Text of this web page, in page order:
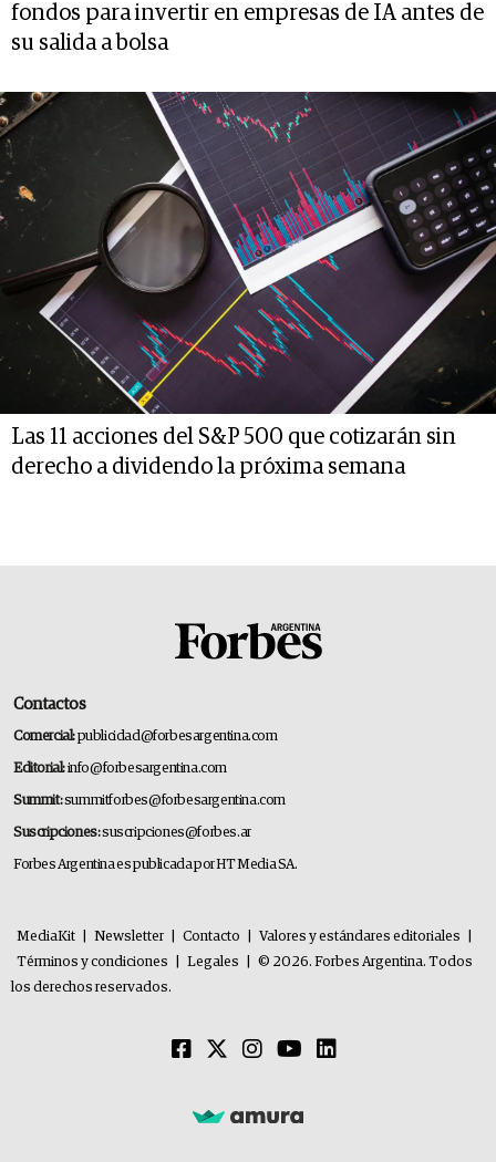
fondos para invertir en empresas de IA antes de
su salida a bolsa
Las 11 acciones del S&P 500 que cotizarán sin
derecho a dividendo la próxima semana
Contactos
Comercial:publicidad@forbesargentina.com
Editorial:info@forbesargentina.com
Summit:summitforbes@forbesargentina.com
Suscripciones:suscripciones@forbes.ar
Forbes Argentina es publicada por HT Media SA.
MediaKit Newsletter Contacto Valores y estándares editoriales
Términos y condiciones
Legales
© 2026. Forbes Argentina. Todos
los derechos reservados.